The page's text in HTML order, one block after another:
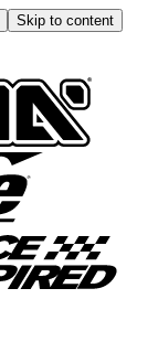
Skip to content